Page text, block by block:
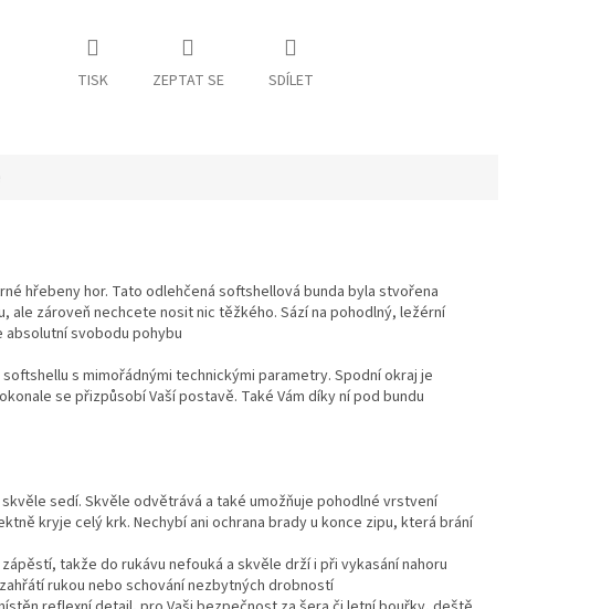
TISK ZEPTAT SE SDÍLET
hřebeny hor. Tato odlehčená softshellová bunda byla stvořena
zároveň nechcete nosit nic těžkého. Sází na pohodlný, ležérní
svobodu pohybu
s mimořádnými technickými parametry. Spodní okraj je
se přizpůsobí Vaší postavě. Také Vám díky ní pod bundu
sedí. Skvěle odvětrává a také umožňuje pohodlné vrstvení
kryje celý krk. Nechybí ani ochrana brady u konce zipu, která brání
takže do rukávu nefouká a skvěle drží i při vykasání nahoru
rukou nebo schování nezbytných drobností